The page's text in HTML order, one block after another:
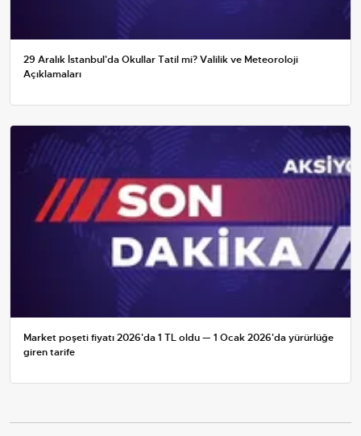
29 Aralık İstanbul'da Okullar Tatil mi? Valilik ve Meteoroloji
Açıklamaları
Market poşeti fiyatı 2026'da 1 TL oldu — 1 Ocak 2026'da yürürlüğe
giren tarife